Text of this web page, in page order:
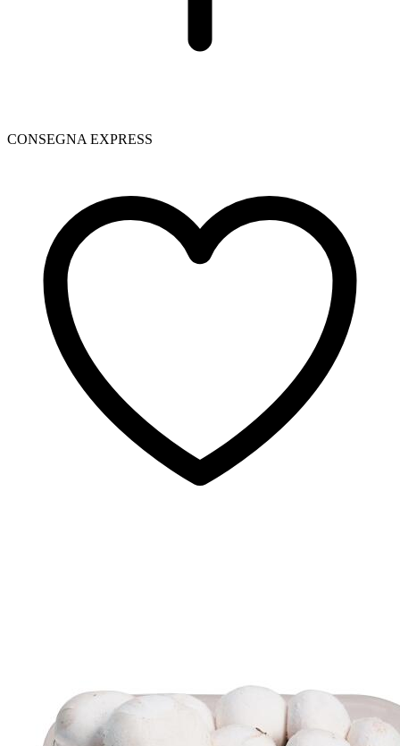
CONSEGNA EXPRESS